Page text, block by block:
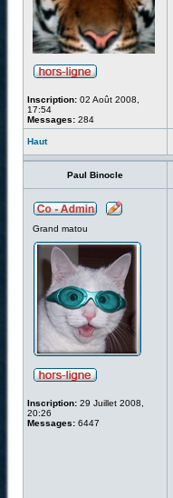
Inscription: 02 Août 2008,
17:54
Messages: 284
Haut
Paul Binocle
Grand matou
Inscription: 29 Juillet 2008,
20:26
Messages: 6447